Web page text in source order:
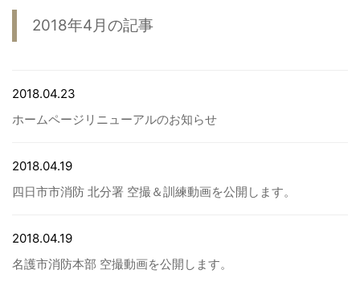
お問い合わせ
病院関係者の方
自治体関係者の方
2018年4月の記事
2018.04.23
ホームページリニューアルのお知らせ
2018.04.19
四日市市消防 北分署 空撮＆訓練動画を公開します。
2018.04.19
名護市消防本部 空撮動画を公開します。